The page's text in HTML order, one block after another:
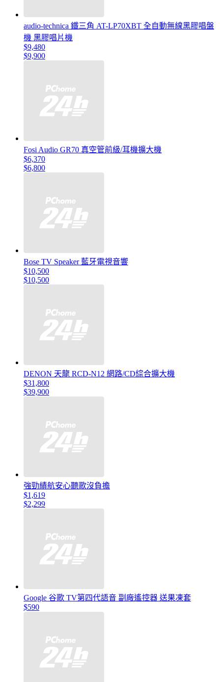
audio-technica 鐵三角 AT-LP70XBT 全自動無線黑膠唱盤
機 黑膠唱片機
$9,480
$9,900
Fosi Audio GR70 真空管前級/耳機擴大機
$6,370
$6,800
Bose TV Speaker 藍牙電視音響
$10,500
$10,500
DENON 天龍 RCD-N12 網路/CD綜合擴大機
$31,800
$39,900
強勁績航安心聽歌沒負擔
$1,619
$2,299
Google 谷歌 TV第四代語音 副廠遙控器 送果凍套
$590